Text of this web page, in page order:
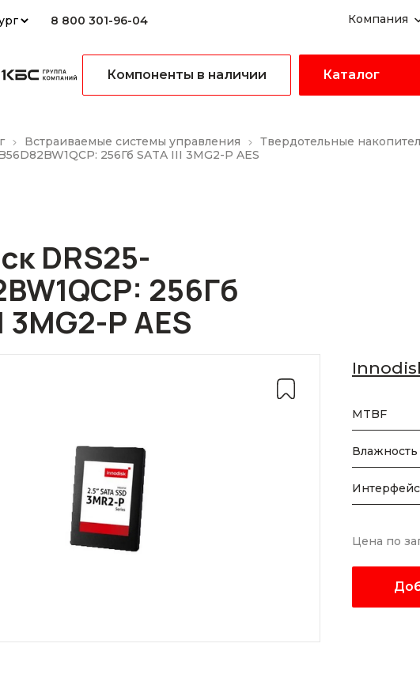
8 800 301-96-04 Компания
Компоненты в наличии Каталог
Встраиваемые системы управления Твердотельные
256Гб SATA III 3MG2-P AES
DRS25-
256Гб
3MG2-P AES
MTBF
Влажность
Интерфейс
Цена по